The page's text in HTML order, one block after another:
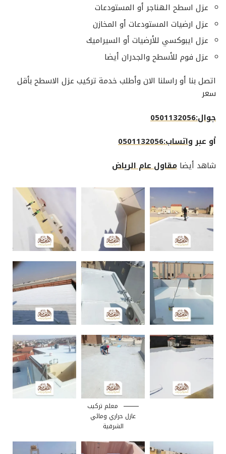
عزل اسطح الهناجر أو المستودعات
عزل ارضيات المستودعات أو المخازن
عزل ايبوكسي للأرضيات أو السيراميك
عزل فوم للأسطح والجدران أيضا
اتصل بنا أو راسلنا الان وأطلب خدمة تركيب عزل الاسطح بأقل
سعر
جوال:0501132056
أو عبرواتساب:0501132056
شاهد أيضا مقاول عام الرياض
معلم تركيب
عازل حراري ومائي
الشرقية